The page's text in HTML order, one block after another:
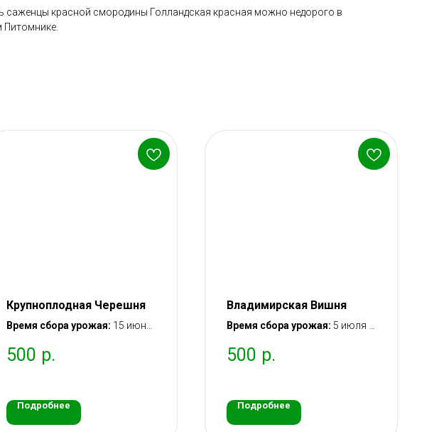
саженцы красной смородины Голландская красная можно недорого в
Питомнике.
Крупноплодная Черешня
Время сбора урожая: 15 июня
Вступление в плодоношение:
500 р.
Подробнее
Владимирская Вишня
Время сбора урожая: 5 июля –
Вступление в плодоношение:
500 р.
Подробнее